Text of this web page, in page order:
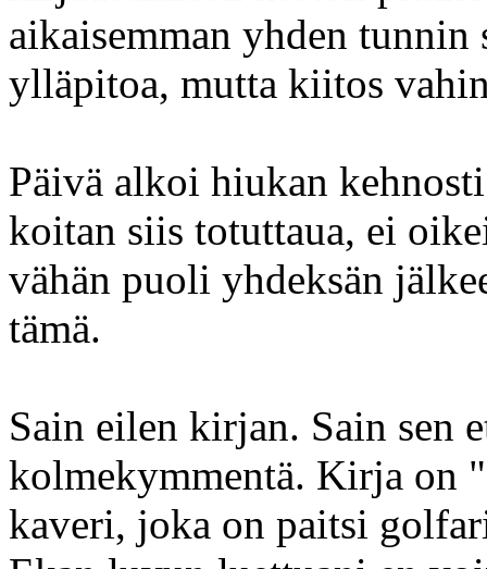
aikaisemman yhden
ylläpitoa, mutta kiitos
Päivä alkoi hiukan
koitan siis totuttaua, ei
vähän puoli yhdeksän
tämä.
Sain eilen kirjan. Sain sen
kolmekymmentä. Kirja on
kaveri, joka on paitsi